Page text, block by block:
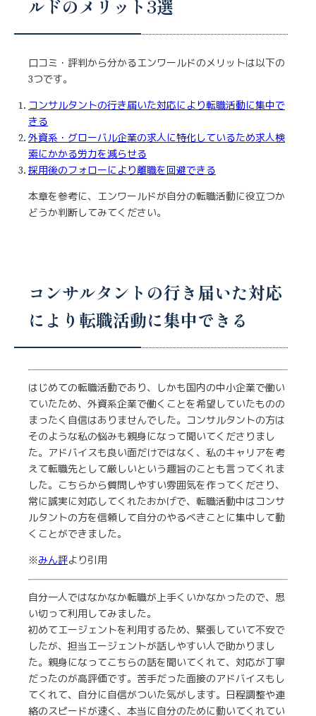
ルドのメリット3選
口コミ・評判から分かるエンワールドのメリットは以下の
3つです。
コンサルタントの行き届いた対応により転職活動に集中で
きる
外資系・グローバル企業の求人に特化しているため求人検
索にかかる労力を減らせる
採用後のフォローにより離職を回避できる
本章を参考に、エンワールドが自分の転職活動に役立つか
どうか判断してみてください。
コンサルタントの行き届いた対応
により転職活動に集中できる
はじめての転職活動であり、しかも国内の中小企業で働い
ていたため、外資系企業で働くことを希望していたものの
まったく自信はありませんでした。コンサルタントの方は
そのような私の悩みも親身になって聞いてくださりまし
た。アドバイスも良い面だけではなく、私のキャリアを考
えて転職先として厳しいという趣旨のことも言ってくれま
した。こちらから質問しやすい雰囲気を作ってくださり、
常に誠実に対応してくれたおかげで、転職活動中はコンサ
ルタントの方を信頼して自分のやるべきことに集中して動
くことができました。
※みん評より引用
自分一人ではなかなか転職が上手くいかなかったので、思
い切って利用してみました。
初めてエージェントを利用するため、緊張していて不安で
したが、担当エージェントが話しやすい人で助かりまし
た。親身になってこちらの話を聞いてくれて、対応が丁寧
だったのが高評価です。苦手だった面接のアドバイスもし
てくれて、自分に自信がついた気がします。日程調整や連
絡のスピードが速く、本当に自分のために動いてくれてい